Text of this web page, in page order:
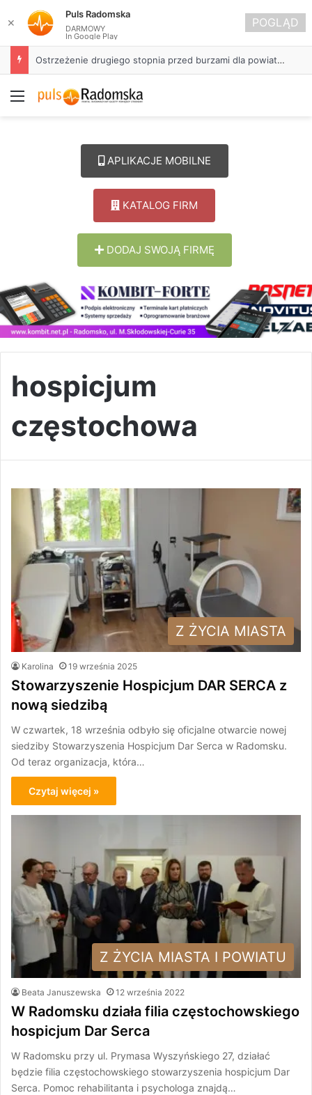
Około 90 tys. zł na szkolenia pracowników. PUP w Radomsku ogłasza nabór wniosków
Menu
APLIKACJE MOBILNE
KATALOG FIRM
DODAJ SWOJĄ FIRMĘ
hospicjum
częstochowa
Z ŻYCIA MIASTA
Karolina 19 września 2025
Stowarzyszenie Hospicjum DAR SERCA z
nową siedzibą
W czwartek, 18 września odbyło się oficjalne otwarcie nowej
siedziby Stowarzyszenia Hospicjum Dar Serca w Radomsku.
Od teraz organizacja, która…
Czytaj więcej »
Z ŻYCIA MIASTA I POWIATU
Beata Januszewska 12 września 2022
W Radomsku działa filia częstochowskiego
hospicjum Dar Serca
W Radomsku przy ul. Prymasa Wyszyńskiego 27, działać
będzie filia częstochowskiego stowarzyszenia hospicjum Dar
Serca. Pomoc rehabilitanta i psychologa znajdą…
✕
Puls Radomska
DARMOWY
In Google Play
POGLĄD